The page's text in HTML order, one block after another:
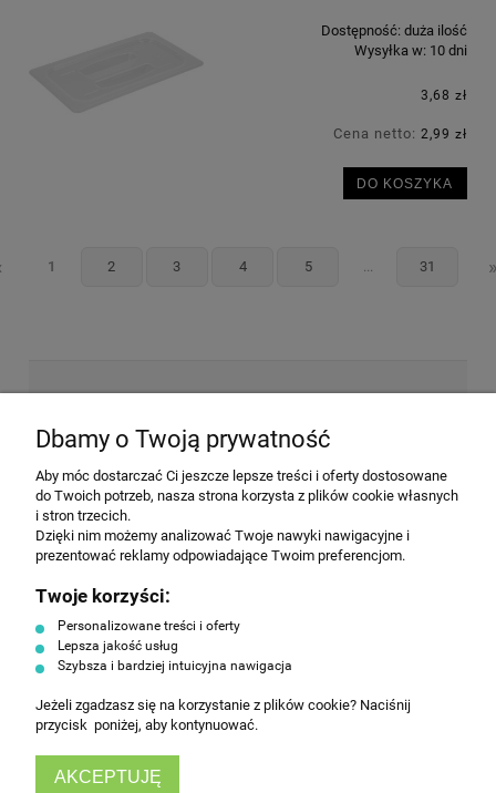
Dostępność: duża ilość
Wysyłka w: 10 dni
3,68 zł
Cena netto: 2,99 zł
DO KOSZYKA
1 2 3 4 5 ... 31
Wyrażam zgodę na przesyłanie informacji
handlowej na poniższy adres email. Więcej w
ZAPISZ SIĘ
Dbamy o Twoją prywatność
Aby móc dostarczać Ci jeszcze lepsze treści i oferty dostosowane
do Twoich potrzeb, nasza strona korzysta z plików cookie własnych
i stron trzecich.
Dzięki nim możemy analizować Twoje nawyki nawigacyjne i
prezentować reklamy odpowiadające Twoim preferencjom.
Twoje korzyści:
Personalizowane treści i oferty
Lepsza jakość usług
Szybsza i bardziej intuicyjna nawigacja
Jeżeli zgadzasz się na korzystanie z plików cookie? Naciśnij
przycisk poniżej, aby kontynuować.
AKCEPTUJĘ